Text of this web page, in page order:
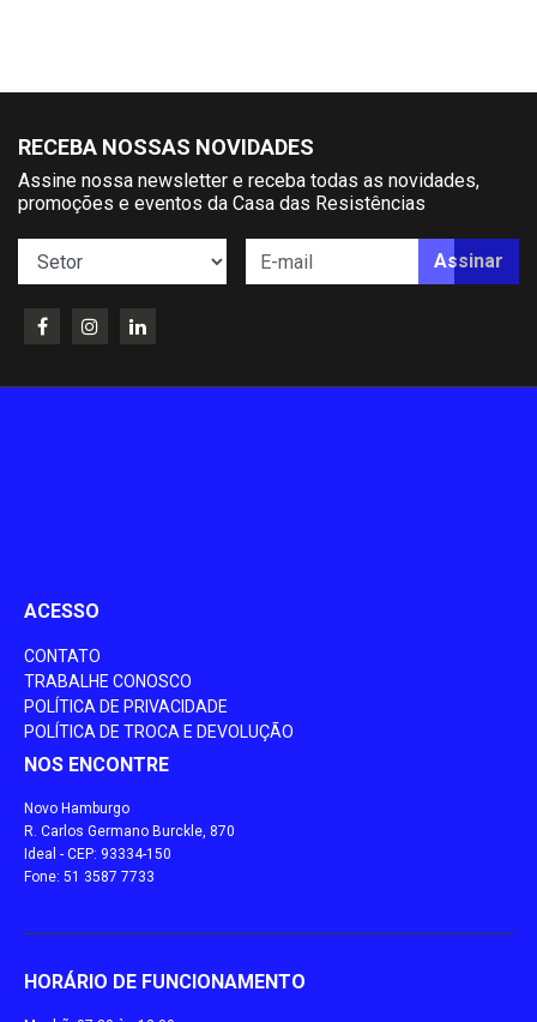
RECEBA NOSSAS NOVIDADES
Assine nossa newsletter e receba todas as novidades,
promoções e eventos da Casa das Resistências
Assinar
ACESSO
CONTATO
TRABALHE CONOSCO
POLÍTICA DE PRIVACIDADE
POLÍTICA DE TROCA E DEVOLUÇÃO
NOS ENCONTRE
Novo Hamburgo
R. Carlos Germano Burckle, 870
Ideal - CEP: 93334-150
Fone: 51 3587 7733
HORÁRIO DE FUNCIONAMENTO